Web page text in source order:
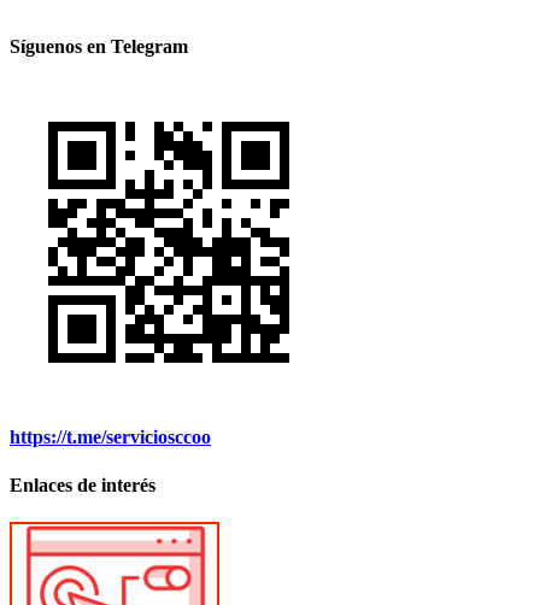
Síguenos en Telegram
https://t.me/serviciosccoo
Enlaces de interés